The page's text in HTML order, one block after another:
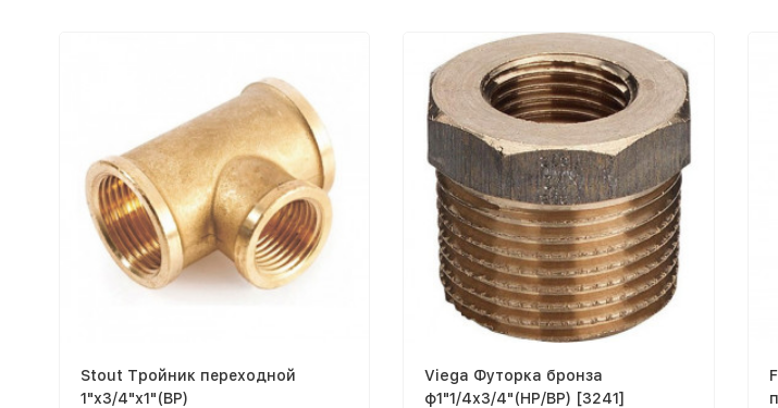
Stout Тройник переходной
1"х3/4"х1"(ВР)
Viega Футорка бронза
ф1"1/4х3/4"(НР/ВР) [3241]